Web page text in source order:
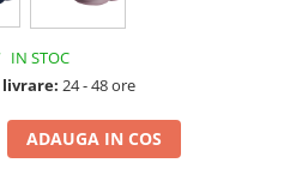
IN STOC
24 - 48 ore
ADAUGA IN COS